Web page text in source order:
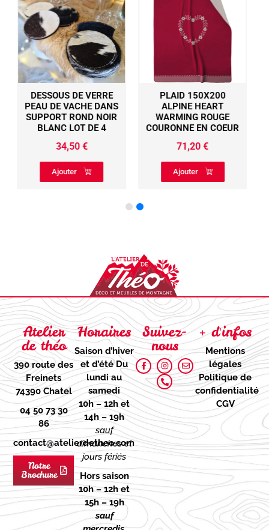
PLAID 150X200
ALPINE HEART
WARMING ROUGE
COURONNE EN COEUR
71,20
Ajouter
DESSOUS DE VERRE
PEAU DE VACHE DANS
SUPPORT ROND NOIR
BLANC LOT DE 4
34,50
Ajouter
Atelier
de théo
390 route des
Freinets
74390 Chatel
04 50 73 30
86
contact@atelierdetheo.com
Notre
Brochure
Horaires
Saison d’hiver
et d’étéDu
lundi au
samedi
10h – 12h et
14h – 19h
sauf
dimanches et
jours fériés
Hors saison
10h – 12h et
15h – 19h
sauf
Suivez-
nous
+ d'infos
Mentions
légales
Politique de
confidentialité
CGV